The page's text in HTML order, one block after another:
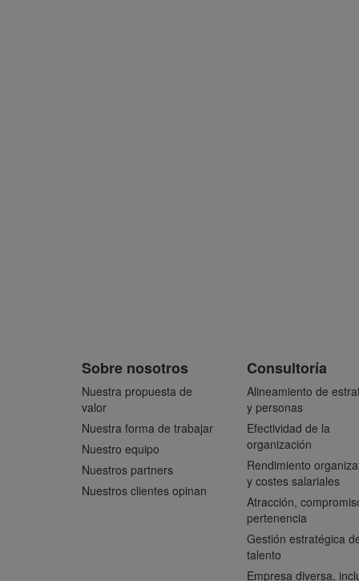
Sobre nosotros
Nuestra propuesta de
valor
Nuestra forma de trabajar
Nuestro equipo
Nuestros partners
Nuestros clientes opinan
Consultoría
Alineamiento de
y personas
Efectividad de la
organización
Rendimiento
y costes salariales
Atracción,
pertenencia
Gestión estratégica
talento
Empresa diversa,